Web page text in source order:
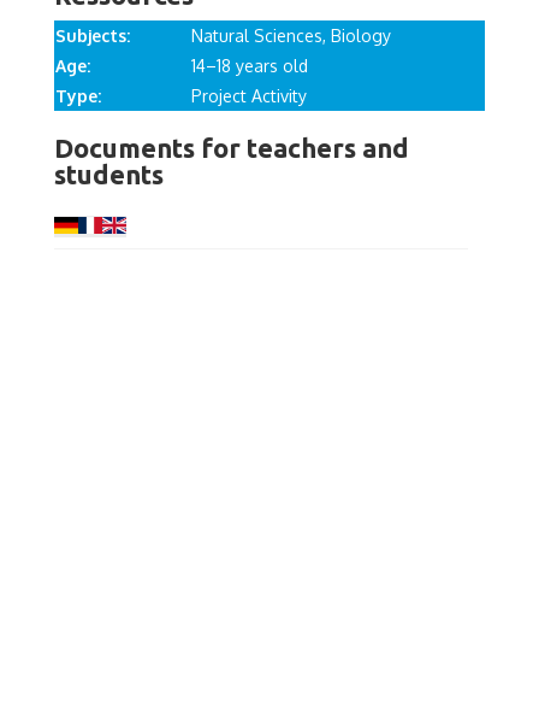
Subjects:
Natural Sciences, Biology
Age:
14–18 years old
Type:
Project Activity
Documents for teachers and
students